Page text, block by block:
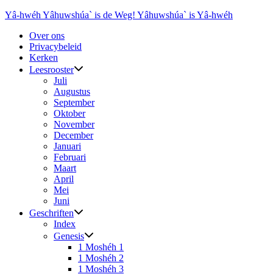
Ga
inhoud
Yâ-hwéh Yâhuwshúa` is de Weg! Yâhuwshúa` is Yâ-hwéh
Over ons
Privacybeleid
Kerken
Leesrooster
Juli
Augustus
September
Oktober
November
December
Januari
Februari
Maart
April
Mei
Juni
Geschriften
Index
Genesis
1 Moshéh 1
1 Moshéh 2
1 Moshéh 3